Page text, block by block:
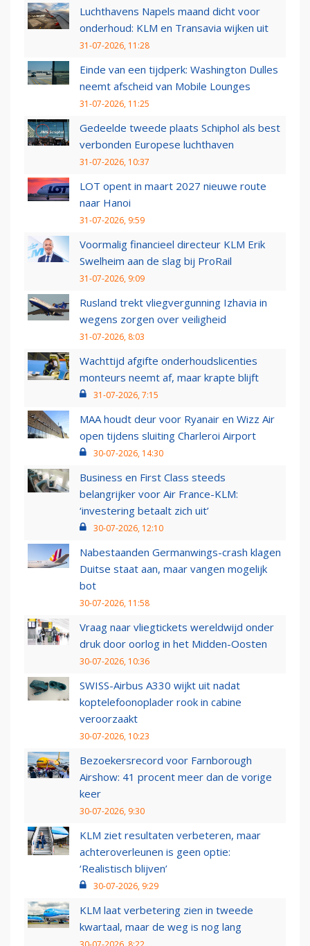
Luchthavens Napels maand dicht voor
onderhoud: KLM en Transavia wijken uit
31-07-2026, 11:28
Einde van een tijdperk: Washington Dulles
neemt afscheid van Mobile Lounges
31-07-2026, 11:25
Gedeelde tweede plaats Schiphol als best
verbonden Europese luchthaven
31-07-2026, 10:37
LOT opent in maart 2027 nieuwe route
naar Hanoi
31-07-2026, 9:59
Voormalig financieel directeur KLM Erik
Swelheim aan de slag bij ProRail
31-07-2026, 9:09
Rusland trekt vliegvergunning Izhavia in
wegens zorgen over veiligheid
31-07-2026, 8:03
Wachttijd afgifte onderhoudslicenties
monteurs neemt af, maar krapte blijft
31-07-2026, 7:15
MAA houdt deur voor Ryanair en Wizz Air
open tijdens sluiting Charleroi Airport
30-07-2026, 14:30
Business en First Class steeds
belangrijker voor Air France-KLM:
‘investering betaalt zich uit’
30-07-2026, 12:10
Nabestaanden Germanwings-crash klagen
Duitse staat aan, maar vangen mogelijk
bot
30-07-2026, 11:58
Vraag naar vliegtickets wereldwijd onder
druk door oorlog in het Midden-Oosten
30-07-2026, 10:36
SWISS-Airbus A330 wijkt uit nadat
koptelefoonoplader rook in cabine
veroorzaakt
30-07-2026, 10:23
Bezoekersrecord voor Farnborough
Airshow: 41 procent meer dan de vorige
keer
30-07-2026, 9:30
KLM ziet resultaten verbeteren, maar
achteroverleunen is geen optie:
‘Realistisch blijven’
30-07-2026, 9:29
KLM laat verbetering zien in tweede
kwartaal, maar de weg is nog lang